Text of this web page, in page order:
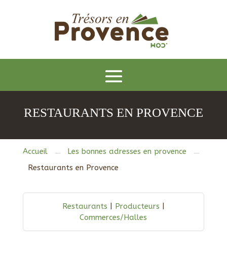
RESTAURANTS EN PROVENCE
Accueil K Les bonnes adresses en provence K
Restaurants en Provence
Restaurants Producteurs
Commerces/Halles